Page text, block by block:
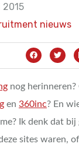
2015
nieuws
nog herinneren?
en 360inc? En
Ik denk dat bij
sites waren,